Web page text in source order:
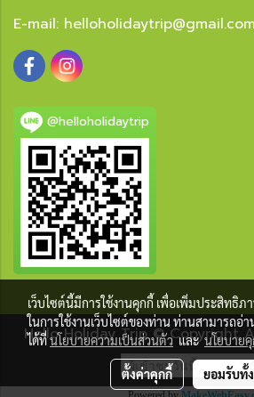
E-mail: helloholidaytrip@gmail.com
@helloholidaytrip
Hello Holiday Trip © Copyright
ผู้เข้าชมวันนี้
เว็บไซต์นี้มีการใช้งานคุกกี้ เพื่อเพิ่มประสิทธิ
ในการใช้งานเว็บไซต์ของท่าน ท่านสามารถอ่า
ได้ที่นโยบายความเป็นส่วนตัวและนโยบาย
ตั้งค่าคุกกี้ ยอมรับทั้